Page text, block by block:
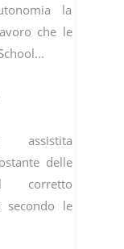
la
che le
assistita
delle
corretto
secondo le